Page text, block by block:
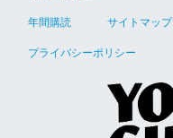
年間購読 サイトマップ
プライバシーポリシー